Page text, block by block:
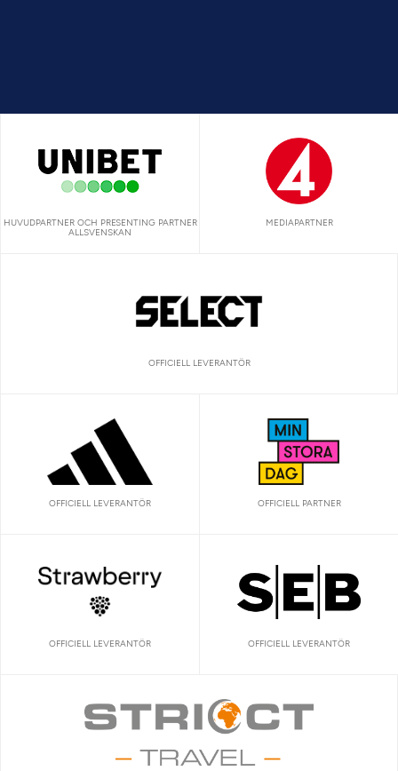
HUVUDPARTNER OCH PRESENTING PARTNER
ALLSVENSKAN
MEDIAPARTNER
OFFICIELL LEVERANTÖR
OFFICIELL LEVERANTÖR OFFICIELL PARTNER
OFFICIELL LEVERANTÖR OFFICIELL LEVERANTÖR